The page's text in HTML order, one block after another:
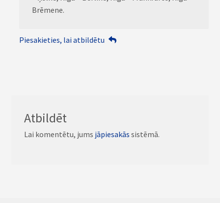
Brēmene.
Piesakieties, lai atbildētu
Atbildēt
Lai komentētu, jums jāpiesakās sistēmā.